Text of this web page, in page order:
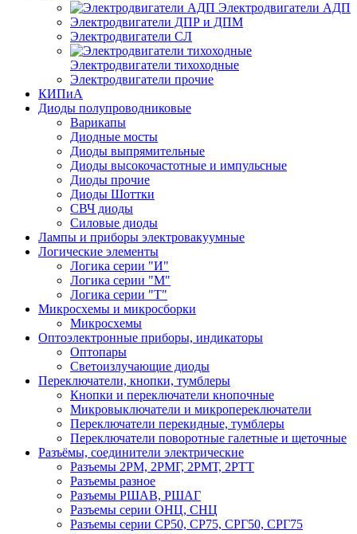
Электродвигатели АДП
Электродвигатели ДПР и ДПМ
Электродвигатели СЛ
Электродвигатели тихоходные
Электродвигатели прочие
КИПиА
Диоды полупроводниковые
Варикапы
Диодные мосты
Диоды выпрямительные
Диоды высокочастотные и импульсные
Диоды прочие
Диоды Шоттки
СВЧ диоды
Силовые диоды
Лампы и приборы электровакуумные
Логические элементы
Логика серии "И"
Логика серии "М"
Логика серии "Т"
Микросхемы и микросборки
Микросхемы
Оптоэлектронные приборы, индикаторы
Оптопары
Светоизлучающие диоды
Переключатели, кнопки, тумблеры
Кнопки и переключатели кнопочные
Микровыключатели и микропереключатели
Переключатели перекидные, тумблеры
Переключатели поворотные галетные и щеточные
Разъёмы, соединители электрические
Разъемы 2РМ, 2РМГ, 2РМТ, 2РТТ
Разъемы разное
Разъемы РШАВ, РШАГ
Разъемы серии ОНЦ, СНЦ
Разъемы серии СР50, СР75, СРГ50, СРГ75